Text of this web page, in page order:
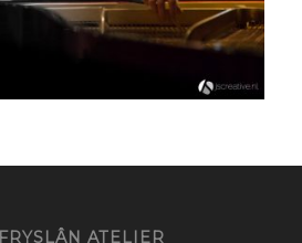
ATELIER